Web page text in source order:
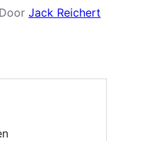
Door Jack Reichert